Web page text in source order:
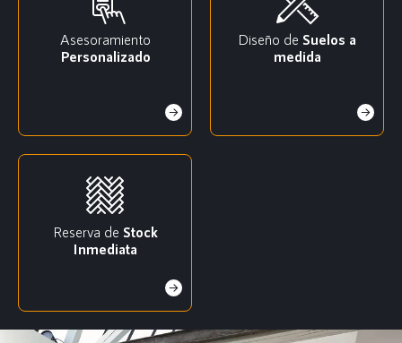
Asesoramiento
Personalizado
Diseño de Suelos a
medida
Reserva de Stock
Inmediata